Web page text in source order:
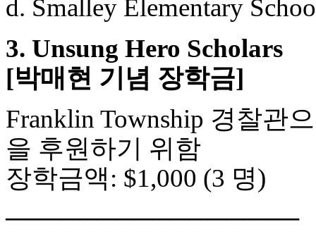
d. Smalley Elementary
3. Unsung Hero Scholars
[박매현 기념 장학금]
Franklin Township 경찰관
을 후원하기 위함
장학금액: $1,000 (3 명)
────────────────